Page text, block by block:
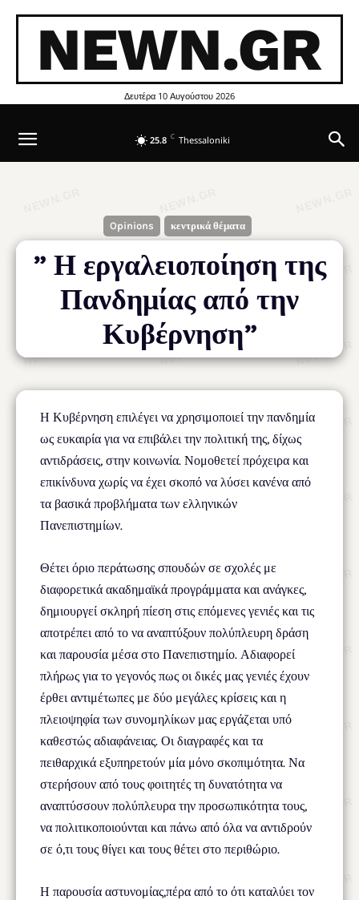
NEWN.GR
Δευτέρα 10 Αυγούστου 2026
25.8 C Thessaloniki
Opinions κεντρικά θέματα
” Η εργαλειοποίηση της
Πανδημίας από την
Κυβέρνηση”
Η Κυβέρνηση επιλέγει να χρησιμοποιεί την πανδημία
ως ευκαιρία για να επιβάλει την πολιτική της, δίχως
αντιδράσεις, στην κοινωνία. Νομοθετεί πρόχειρα και
επικίνδυνα χωρίς να έχει σκοπό να λύσει κανένα από
τα βασικά προβλήματα των ελληνικών
Πανεπιστημίων.
Θέτει όριο περάτωσης σπουδών σε σχολές με
διαφορετικά ακαδημαϊκά προγράμματα και ανάγκες,
δημιουργεί σκληρή πίεση στις επόμενες γενιές και τις
αποτρέπει από το να αναπτύξουν πολύπλευρη δράση
και παρουσία μέσα στο Πανεπιστημίο. Αδιαφορεί
πλήρως για το γεγονός πως οι δικές μας γενιές έχουν
έρθει αντιμέτωπες με δύο μεγάλες κρίσεις και η
πλειοψηφία των συνομηλίκων μας εργάζεται υπό
καθεστώς αδιαφάνειας. Οι διαγραφές και τα
πειθαρχικά εξυπηρετούν μία μόνο σκοπιμότητα. Να
στερήσουν από τους φοιτητές τη δυνατότητα να
αναπτύσσουν πολύπλευρα την προσωπικότητα τους,
να πολιτικοποιούνται και πάνω από όλα να αντιδρούν
σε ό,τι τους θίγει και τους θέτει στο περιθώριο.
Η παρουσία αστυνομίας,πέρα από το ότι καταλύει τον